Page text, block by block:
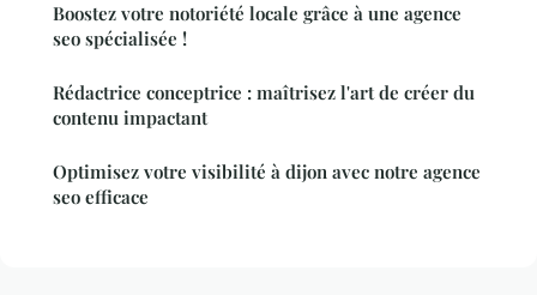
Boostez votre notoriété locale grâce à une agence
seo spécialisée !
Rédactrice conceptrice : maîtrisez l'art de créer du
contenu impactant
Optimisez votre visibilité à dijon avec notre agence
seo efficace